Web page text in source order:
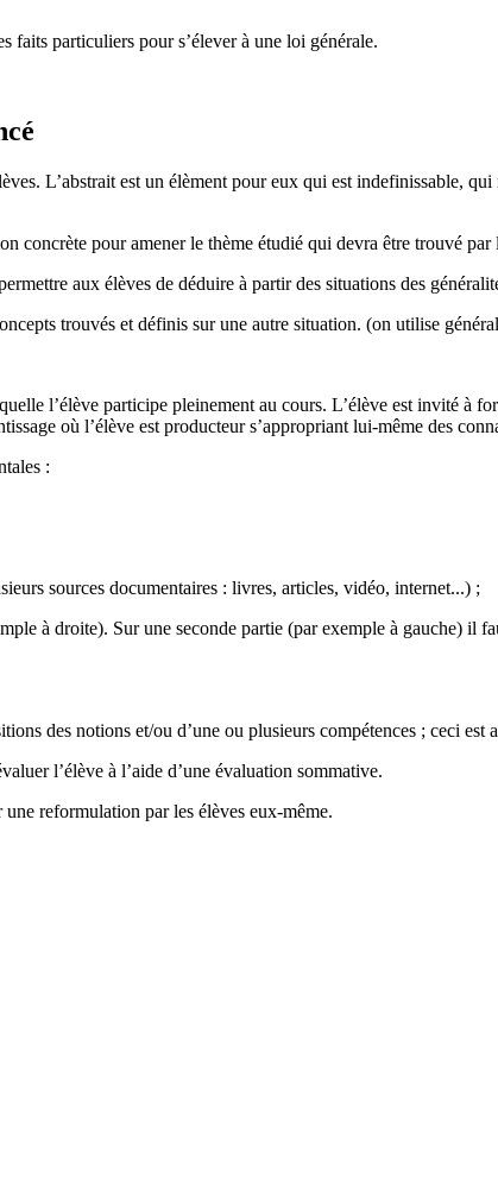
faits particuliers pour s’élever à une loi générale.
L’abstrait est un élèment pour eux qui est indefinissable,
concrète pour amener le thème étudié qui devra être trouvé par
aux élèves de déduire à partir des situations des
trouvés et définis sur une autre situation. (on utilise
l’élève participe pleinement au cours. L’élève est invité à
où l’élève est producteur s’appropriant lui-même des
:
sources documentaires : livres, articles, vidéo, internet...) ;
à droite). Sur une seconde partie (par exemple à gauche) il
des notions et/ou d’une ou plusieurs compétences ; ceci est
l’élève à l’aide d’une évaluation sommative.
reformulation par les élèves eux-même.